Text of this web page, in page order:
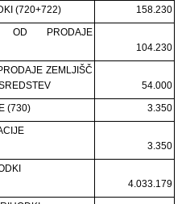
(720+722)
158.230
OD PRODAJE
104.230
ZEMLJIŠČ
54.000
(730)
3.350
3.350
4.033.179